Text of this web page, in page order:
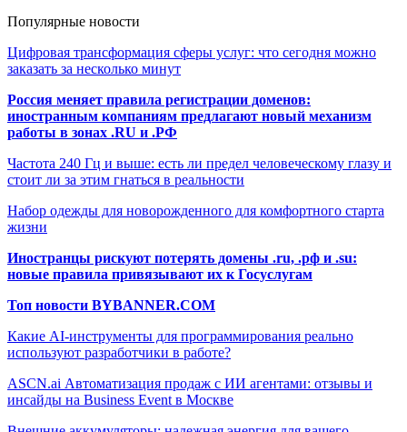
Популярные новости
Цифровая трансформация сферы услуг: что сегодня можно
заказать за несколько минут
Россия меняет правила регистрации доменов:
иностранным компаниям предлагают новый механизм
работы в зонах .RU и .РФ
Частота 240 Гц и выше: есть ли предел человеческому глазу и
стоит ли за этим гнаться в реальности
Набор одежды для новорожденного для комфортного старта
жизни
Иностранцы рискуют потерять домены .ru, .рф и .su:
новые правила привязывают их к Госуслугам
Топ новости BYBANNER.COM
Какие AI-инструменты для программирования реально
используют разработчики в работе?
ASCN.ai Автоматизация продаж с ИИ агентами: отзывы и
инсайды на Business Event в Москве